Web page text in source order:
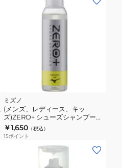
ミズノ
(メンズ、レディース、キッ
ズ)ZERO+ シューズシャンプー
P1GZ000100
￥1,650 （税込）
15ポイント